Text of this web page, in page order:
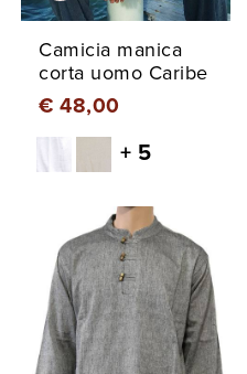
Camicia manica
corta uomo Caribe
€ 48,00
+ 5